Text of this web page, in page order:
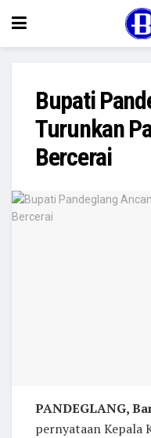
Bupati
Turunkan
Bercerai
PANDEGLANG,
pernyataan Kepala